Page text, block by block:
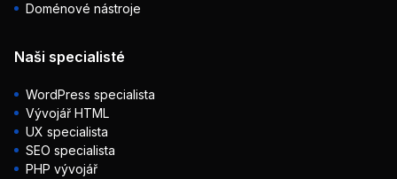
Doménové nástroje
Naši specialisté
WordPress specialista
Vývojář HTML
UX specialista
SEO specialista
PHP vývojář